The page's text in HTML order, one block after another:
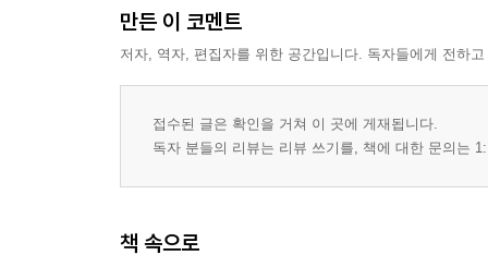
만든 이 코멘트
저자, 역자, 편집자를 위한 공간입니다. 독자들에게 전하
접수된 글은 확인을 거쳐 이 곳에 게재됩니다.
독자 분들의 리뷰는 리뷰 쓰기를, 책에 대한 문의는
책 속으로